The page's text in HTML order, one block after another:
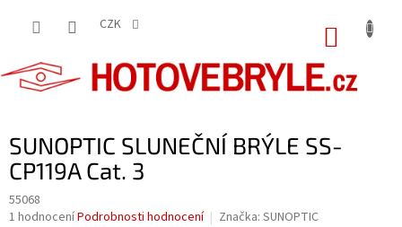
CZK
SUNOPTIC SLUNEČNÍ BRÝLE SS-
CP119A Cat. 3
55068
Průměrné
1 hodnoceníPodrobnosti hodnocení Značka: SUNOPTIC